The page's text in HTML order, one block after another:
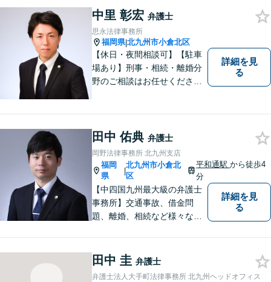
のご相談はお任せください
【夜間・休日対応可】M&A、
株式発行も対応【小倉駅3分】
中里 彰宏 弁護士
思永法律事務所
福岡県|北九州市小倉北区
【休日・夜間相談可】【駐車
場あり】刑事・相続・離婚分
野のご相談はお任せくださ
ら弁護士になった特殊な経緯
あり。【電話相談可】
詳細を見
る
田中 佑典 弁護士
岡野法律事務所 北九州支店
福岡
県
|
北九州市小倉北
区
平和通駅から徒歩4
分
【中四国九州最大級の弁護士
事務所】交通事故、借金問
題、離婚、相続など様々な問
まずはお気軽にご相談くださ
詳細を見
る
田中 圭 弁護士
弁護士法人大手町法律事務所 北九州ヘッドオフィス